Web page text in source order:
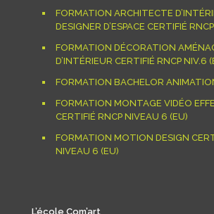
FORMATION ARCHITECTE
DESIGNER D’ESPACE CERTIFIÉ
FORMATION DÉCORATION
D’INTÉRIEUR CERTIFIÉ RNCP NIV.6
FORMATION BACHELOR
FORMATION MONTAGE VIDÉO
CERTIFIÉ RNCP NIVEAU 6 (EU)
FORMATION MOTION DESIGN
NIVEAU 6 (EU)
L’école Com’art